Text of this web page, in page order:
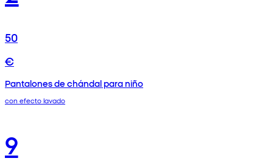
50
€
Pantalones de chándal para niño
con efecto lavado
9